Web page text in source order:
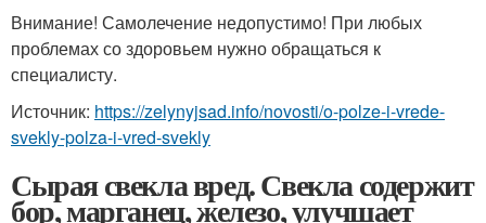
Внимание! Самолечение недопустимо! При любых
проблемах со здоровьем нужно обращаться к
специалисту.
Источник: https://zelynyjsad.info/novosti/o-polze-i-vrede-
svekly-polza-i-vred-svekly
Сырая свекла вред. Свекла содержит
бор, марганец, железо, улучшает